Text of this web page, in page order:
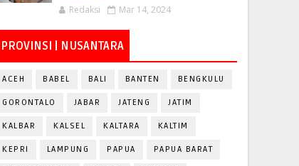
Redaksi Mar 14, 2024
PROVINSI | NUSANTARA
ACEH BABEL BALI BANTEN BENGKULU
GORONTALO JABAR JATENG JATIM
KALBAR KALSEL KALTARA KALTIM
KEPRI LAMPUNG PAPUA PAPUA BARAT